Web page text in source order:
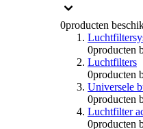
0producten
0producten
Luchtfilters
0producten
Universele
0producten
Luchtfilter
0producten